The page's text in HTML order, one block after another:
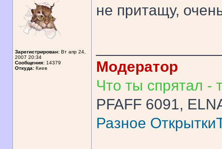
Зарегистрирован: Вт апр 24,
2007 20:34
Сообщения: 14379
Откуда: Киев
не притащу,
Модератор
Что ты спрятал -
PFAFF 6091,
Разное Открытки